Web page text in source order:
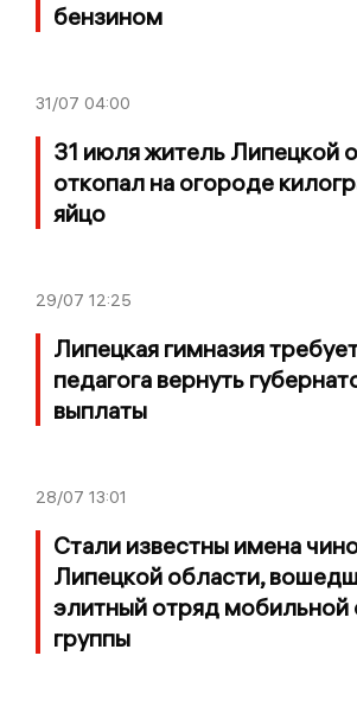
бензином
31/07 04:00
31 июля житель Липецкой
откопал на огороде
яйцо
29/07 12:25
Липецкая гимназия
педагога вернуть
выплаты
28/07 13:01
Стали известны имена
Липецкой области,
элитный отряд мобильной
группы